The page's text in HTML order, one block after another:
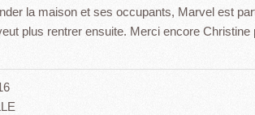
la maison et ses occupants, Marvel est
plus rentrer ensuite. Merci encore